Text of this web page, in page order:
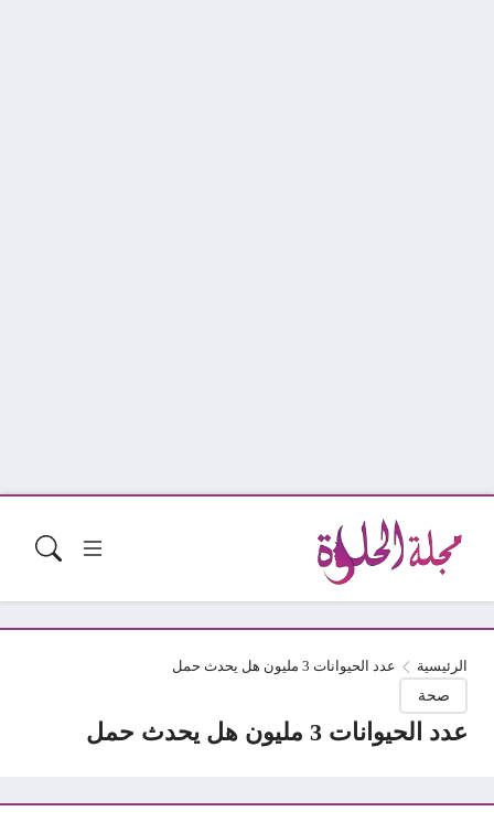
الرئيسية عدد الحيوانات 3 مليون هل يحدث حمل
صحة
عدد الحيوانات 3 مليون هل يحدث حمل